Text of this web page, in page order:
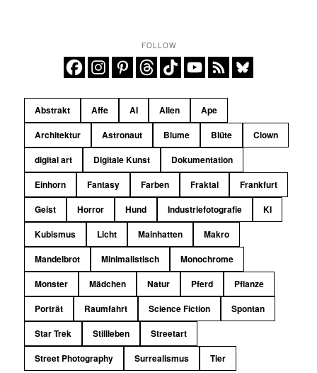
FOLLOW
Abstrakt Affe AI Alien
Ape
Architektur
Astronaut Blume Blüte
Clown
digital art
Digitale Kunst
Dokumentation
Einhorn
Fantasy Farben Fraktal
Frankfurt
Geist
Horror Hund Industriefotografie
KI
Kubismus
Licht Mainhatten
Makro
Mandelbrot
Minimalistisch
Monochrome
Monster
Mädchen Natur Pferd
Pflanze
Porträt
Raumfahrt Science Fiction
Spontan
Star Trek
Stillleben
Streetart
Street Photography
Surrealismus Tier